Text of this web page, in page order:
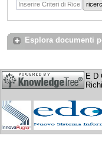
Esplora documenti
E D